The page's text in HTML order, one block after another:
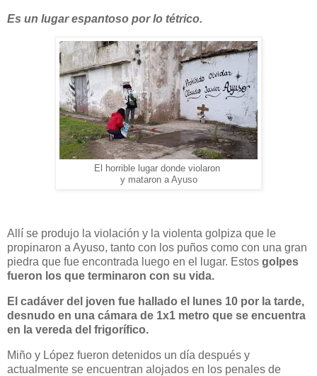
Es un lugar espantoso por lo tétrico.
El horrible lugar donde violaron
y mataron a Ayuso
Allí se produjo la violación y la violenta golpiza que le
propinaron a Ayuso, tanto con los puños como con una gran
piedra que fue encontrada luego en el lugar. Estos golpes
fueron los que terminaron con su vida.
El cadáver del joven fue hallado el lunes 10 por la tarde,
desnudo en una cámara de 1x1 metro que se encuentra
en la vereda del frigorífico.
Miño y López fueron detenidos un día después y
actualmente se encuentran alojados en los penales de